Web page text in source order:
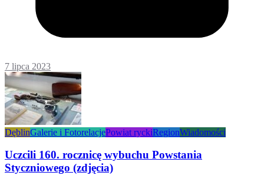
7 lipca 2023
DęblinGalerie i FotorelacjePowiat ryckiRegionWiadomości
Uczcili 160. rocznicę wybuchu Powstania
Styczniowego (zdjęcia)